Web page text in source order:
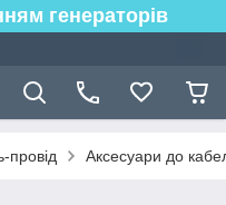
генераторів
провід Аксесуари до